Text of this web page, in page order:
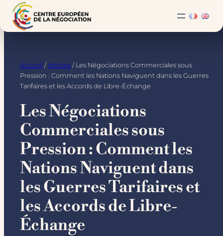
Accueil / Articles / Les Négociations Commerciales sous
Pression : Comment les Nations Naviguent dans les Guerres
Tarifaires et les Accords de Libre-Échange
Les Négociations
Commerciales sous
Pression : Comment les
Nations Naviguent dans
les Guerres Tarifaires et
les Accords de Libre-
Échange